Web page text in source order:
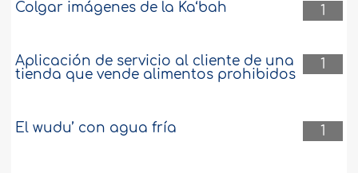
1
Colgar imágenes de la Ka‘bah
1
Aplicación de servicio al cliente de una
tienda que vende alimentos prohibidos
1
El wudu’ con agua fría